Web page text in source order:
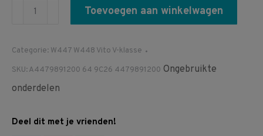
A4479891200
4479891200
W447
Deurstijl
bekleding
Toevoegen aan winkelwagen
Categorie: W447 W448 Vito V-klasse
SKU:A4479891200 64 9C26 4479891200 Ongebruikte
onderdelen
Deel dit met je vrienden!